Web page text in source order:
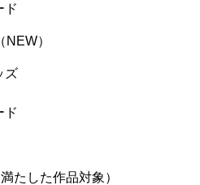
ド
）
ズ
ド
たした作品対象）